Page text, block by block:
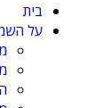
בית
על